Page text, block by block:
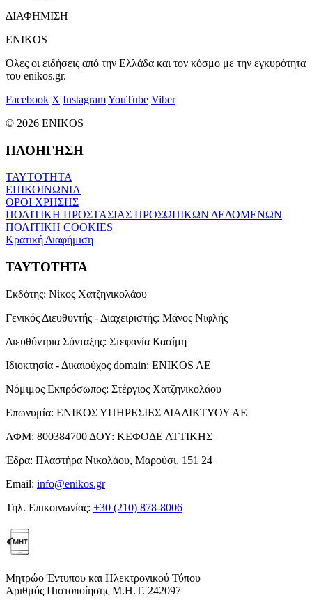
ΔΙΑΦΗΜΙΣΗ
ENIKOS
Όλες οι ειδήσεις από την Ελλάδα και τον κόσμο με την εγκυρότητα
του enikos.gr.
Facebook X InstagramYouTube Viber
© 2026 ENIKOS
ΠΛΟΗΓΗΣΗ
ΤΑΥΤΟΤΗΤΑ
ΕΠΙΚΟΙΝΩΝΙΑ
ΟΡΟΙ ΧΡΗΣΗΣ
ΠΟΛΙΤΙΚΗ ΠΡΟΣΤΑΣΙΑΣ ΠΡΟΣΩΠΙΚΩΝ ΔΕΔΟΜΕΝΩΝ
ΠΟΛΙΤΙΚΗ COOKIES
Κρατική Διαφήμιση
ΤΑΥΤΟΤΗΤΑ
Εκδότης: Νίκος Χατζηνικολάου
Γενικός Διευθυντής - Διαχειριστής: Μάνος Νιφλής
Διευθύντρια Σύνταξης: Στεφανία Κασίμη
Ιδιοκτησία - Δικαιούχος domain: ENIKOS AE
Νόμιμος Εκπρόσωπος: Στέργιος Χατζηνικολάου
Επωνυμία: ΕΝΙΚΟΣ ΥΠΗΡΕΣΙΕΣ ΔΙΑΔΙΚΤΥΟΥ ΑΕ
ΑΦΜ: 800384700 ΔΟΥ: ΚΕΦΟΔΕ ΑΤΤΙΚΗΣ
Έδρα: Πλαστήρα Νικολάου, Μαρούσι, 151 24
Email: info@enikos.gr
Τηλ. Επικοινωνίας: +30 (210) 878-8006
Μητρώο Έντυπου και Ηλεκτρονικού Τύπου
Αριθμός Πιστοποίησης Μ.Η.Τ. 242097